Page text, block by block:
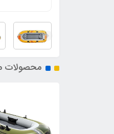
محصولات